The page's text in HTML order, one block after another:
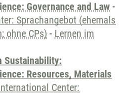
Governance and Law -
Sprachangebot (ehemals
ohne CPs) - Lernen im
Sustainability:
Resources, Materials
Center: